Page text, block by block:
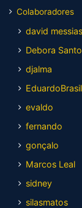
Colaboradores
david messias
Debora
djalma
EduardoBrasil
evaldo
fernando
gonçalo
Marcos Leal
sidney
silasmatos